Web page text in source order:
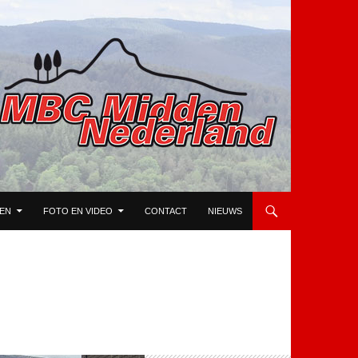
FOTO EN VIDEO CONTACT NIEUWS